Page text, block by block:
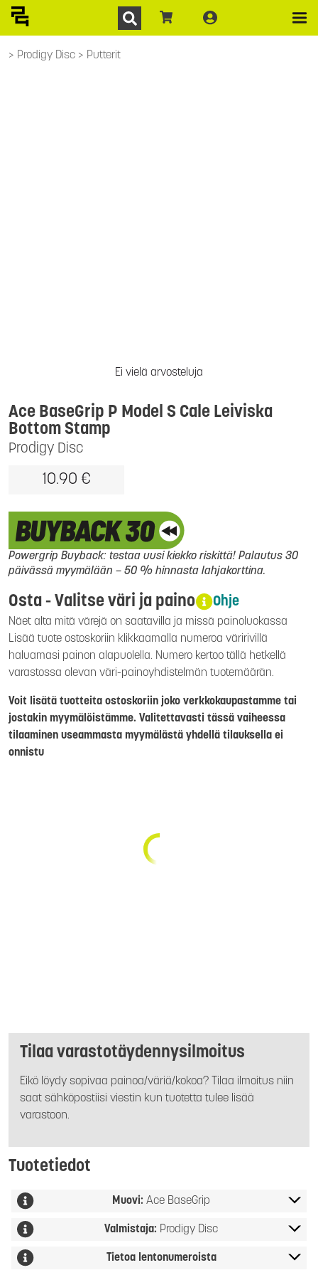
Prodigy Disc Putterit
Ei vielä arvosteluja
Prodigy Disc
Ace BaseGrip P Model S Cale Leiviska
Bottom Stamp
10.90 €
Powergrip Buyback: testaa uusi kiekko riskittä! Palautus 30
päivässä myymälään – 50 % hinnasta lahjakorttina.
Osta - Valitse väri ja paino Ohje
Näet alta mitä värejä on saatavilla ja missä painoluokassa
Lisää tuote ostoskoriin klikkaamalla numeroa väririvillä
haluamasi painon alapuolella. Numero kertoo tällä hetkellä
varastossa olevan väri-painoyhdistelmän tuotemäärän.
Voit lisätä tuotteita ostoskoriin joko verkkokaupastamme tai
jostakin myymälöistämme. Valitettavasti tässä vaiheessa
tilaaminen useammasta myymälästä yhdellä tilauksella ei
onnistu
Tilaa varastotäydennysilmoitus
Eikö löydy sopivaa painoa/väriä/kokoa? Tilaa ilmoitus niin
saat sähköpostiisi viestin kun tuotetta tulee lisää
varastoon.
Tuotetiedot
Muovi: Ace BaseGrip
Valmistaja: Prodigy Disc
Tietoa lentonumeroista